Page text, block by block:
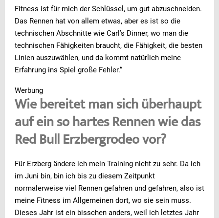
Fitness ist für mich der Schlüssel, um gut abzuschneiden.
Das Rennen hat von allem etwas, aber es ist so die
technischen Abschnitte wie Carl’s Dinner, wo man die
technischen Fähigkeiten braucht, die Fähigkeit, die besten
Linien auszuwählen, und da kommt natürlich meine
Erfahrung ins Spiel große Fehler.“
Werbung
Wie bereitet man sich überhaupt
auf ein so hartes Rennen wie das
Red Bull Erzbergrodeo vor?
Für Erzberg ändere ich mein Training nicht zu sehr. Da ich
im Juni bin, bin ich bis zu diesem Zeitpunkt
normalerweise viel Rennen gefahren und gefahren, also ist
meine Fitness im Allgemeinen dort, wo sie sein muss.
Dieses Jahr ist ein bisschen anders, weil ich letztes Jahr